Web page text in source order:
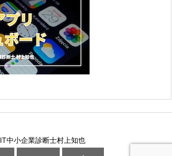
IT中小企業診断士村上知也